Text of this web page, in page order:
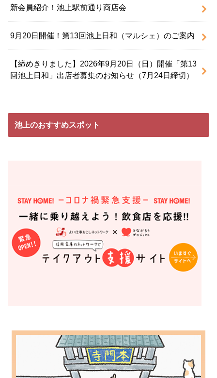
新会員紹介！池上駅前通り商店会
9月20日開催！第13回池上日和（マルシェ）のご案内
【締めきりました】2026年9月20日（日）開催「第13
回池上日和」出店者募集のお知らせ（7月24日締切）
池上のおすすめスポット